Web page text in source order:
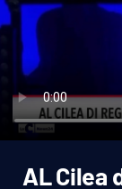
Politica
Attualità
Economia e
Italia Mondo
AL Cilea